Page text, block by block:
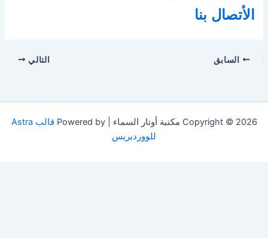
الأتصال بنا
السابق التالي
Copyright © 2026 مكتبة أوتار السماء | Powered by
قالب Astra
للووردبريس